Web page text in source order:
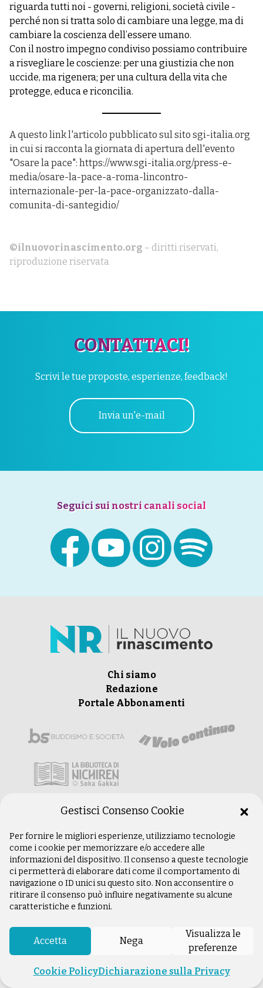
riguarda tutti noi - governi, religioni, società civile -
perché non si tratta solo di cambiare una legge, ma di
cambiare la coscienza dell’essere umano.
Con il nostro impegno condiviso possiamo contribuire
a risvegliare le coscienze: per una giustizia che non
uccide, ma rigenera; per una cultura della vita che
protegge, educa e riconcilia.
A questo link l'articolo pubblicato sul sito sgi-italia.org
in cui si racconta la giornata di apertura dell'evento
"Osare la pace": https://www.sgi-italia.org/press-e-
media/osare-la-pace-a-roma-lincontro-
internazionale-per-la-pace-organizzato-dalla-
comunita-di-santegidio/
©ilnuovorinascimento.org – diritti riservati,
riproduzione riservata
CONTATTACI!
Scrivi le tue proposte, esperienze, feedback!
Invia un'e-mail
Seguici sui nostri canali social
Chi siamo
Redazione
Portale Abbonamenti
Gestisci Consenso Cookie
Per fornire le migliori esperienze, utilizziamo tecnologie
come i cookie per memorizzare e/o accedere alle
informazioni del dispositivo. Il consenso a queste tecnologie
ci permetterà di elaborare dati come il comportamento di
navigazione o ID unici su questo sito. Non acconsentire o
ritirare il consenso può influire negativamente su alcune
caratteristiche e funzioni.
Accetta Nega
Visualizza le
preferenze
Cookie PolicyDichiarazione sulla Privacy